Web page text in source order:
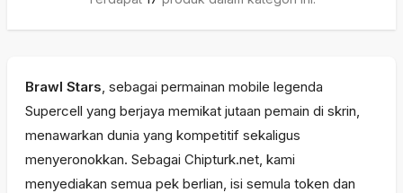
Brawl Stars, sebagai permainan mobile legenda
Supercell yang berjaya memikat jutaan pemain di skrin,
menawarkan dunia yang kompetitif sekaligus
menyeronokkan. Sebagai Chipturk.net, kami
menyediakan semua pek berlian, isi semula token dan